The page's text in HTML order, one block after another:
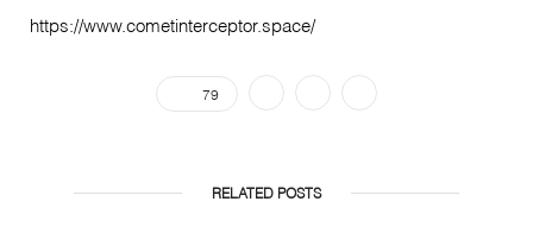
https://www.cometinterceptor.space/
79
RELATED POSTS